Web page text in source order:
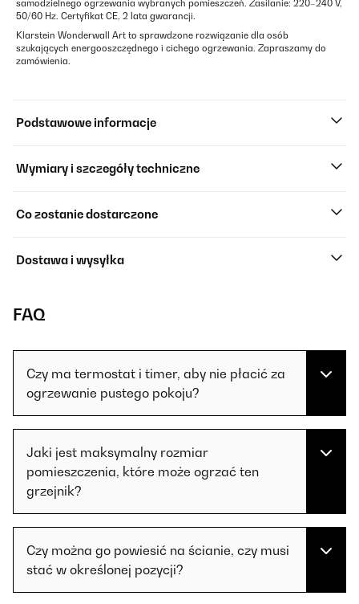
samodzielnego ogrzewania wybranych pomieszczeń. Zasilanie: 220–240 V,
50/60 Hz. Certyfikat CE, 2 lata gwarancji.
Klarstein Wonderwall Art to sprawdzone rozwiązanie dla osób
szukających energooszczędnego i cichego ogrzewania. Zapraszamy do
zamówienia.
Podstawowe informacje
Wymiary i szczegóły techniczne
Co zostanie dostarczone
Dostawa i wysyłka
FAQ
Czy ma termostat i timer, aby nie płacić za
ogrzewanie pustego pokoju?
Jaki jest maksymalny rozmiar
pomieszczenia, które może ogrzać ten
grzejnik?
Czy można go powiesić na ścianie, czy musi
stać w określonej pozycji?